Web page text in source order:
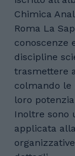
Chimica
Roma La
conoscenze
discipline
trasmettere
colmando le
loro
Inoltre sono
applicata